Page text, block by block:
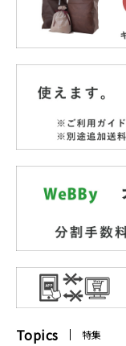
Topics 特集